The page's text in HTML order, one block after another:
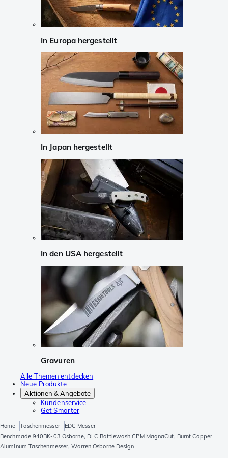
In Europa hergestellt
In Japan hergestellt
In den USA hergestellt
Gravuren
Alle Themen entdecken
Neue Produkte
Aktionen & Angebote
Kundenservice
Get Smarter
Home Taschenmesser
EDC Messer
Benchmade 940BK-03 Osborne, DLC Battlewash CPM MagnaCut, Burnt Copper
Aluminum Taschenmesser, Warren Osborne Design